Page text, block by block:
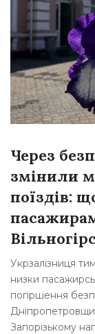
Через
змінили
поїздів:
Укрзалізниця
низки
погіршення
Запорізькому